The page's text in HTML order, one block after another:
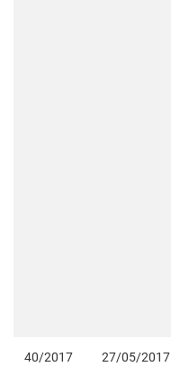
40/2017 27/05/2017